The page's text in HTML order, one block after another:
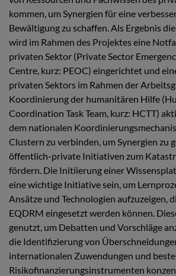
kommen, um Synergien für eine
Bewältigung zu schaffen. Als Ergebnis
wird im Rahmen des Projektes eine
privaten Sektor (Private Sector
Centre, kurz: PEOC) eingerichtet und
privaten Sektors im Rahmen der
Koordinierung der humanitären Hilfe
Coordination Task Team, kurz: HCTT)
dem nationalen
Clustern zu verbinden, um Synergien zu
öffentlich-private Initiativen zum
fördern. Die Initiierung einer
eine wichtige Initiative sein, um
Ansätze und Technologien aufzuzeigen,
EQDRM eingesetzt werden können.
genutzt, um Debatten und Vorschläge
die Identifizierung von
internationalen Zuwendungen und
Risikofinanzierungsinstrumenten